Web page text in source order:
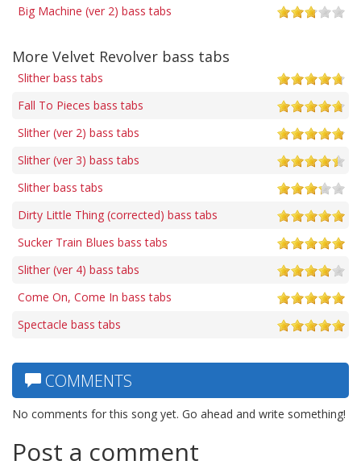
Big Machine (ver 2) bass tabs
More Velvet Revolver bass tabs
Slither bass tabs
Fall To Pieces bass tabs
Slither (ver 2) bass tabs
Slither (ver 3) bass tabs
Slither bass tabs
Dirty Little Thing (corrected) bass tabs
Sucker Train Blues bass tabs
Slither (ver 4) bass tabs
Come On, Come In bass tabs
Spectacle bass tabs
COMMENTS
No comments for this song yet. Go ahead and write something!
Post a comment